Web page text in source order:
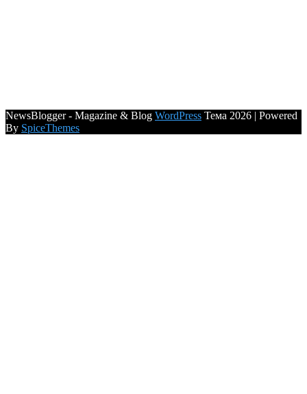
NewsBlogger - Magazine & Blog WordPress Тема 2026 | Powered
By SpiceThemes